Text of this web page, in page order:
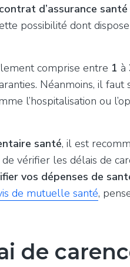
contrat d’assurance santé
possibilité dont
comprise entre 1 à
Néanmoins, il
l’hospitalisation ou
santé, il est
vérifier les délais de
vos dépenses de
de mutuelle santé,
de